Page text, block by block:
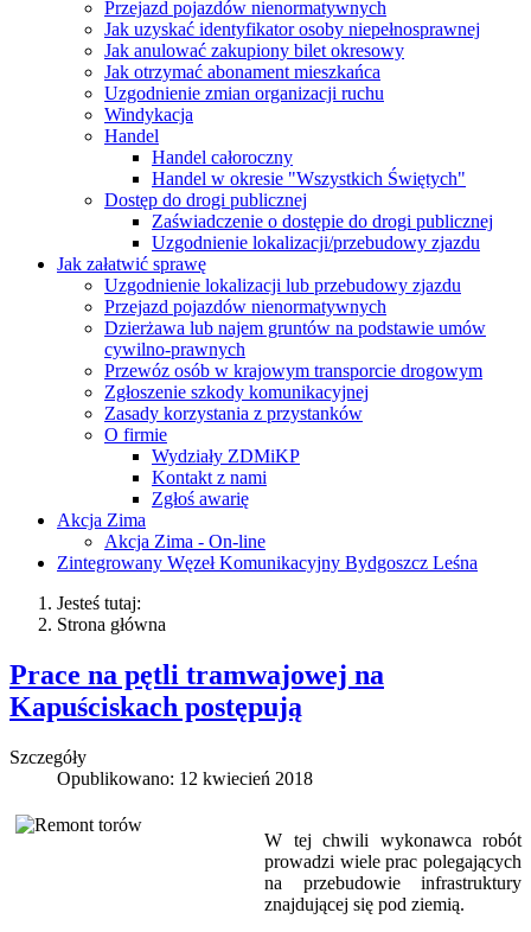
Przejazd pojazdów nienormatywnych
Jak uzyskać identyfikator osoby niepełnosprawnej
Jak anulować zakupiony bilet okresowy
Jak otrzymać abonament mieszkańca
Uzgodnienie zmian organizacji ruchu
Windykacja
Handel
Handel całoroczny
Handel w okresie "Wszystkich Świętych"
Dostęp do drogi publicznej
Zaświadczenie o dostępie do drogi publicznej
Uzgodnienie lokalizacji/przebudowy zjazdu
Jak załatwić sprawę
Uzgodnienie lokalizacji lub przebudowy zjazdu
Przejazd pojazdów nienormatywnych
Dzierżawa lub najem gruntów na podstawie umów
cywilno-prawnych
Przewóz osób w krajowym transporcie drogowym
Zgłoszenie szkody komunikacyjnej
Zasady korzystania z przystanków
O firmie
Wydziały ZDMiKP
Kontakt z nami
Zgłoś awarię
Akcja Zima
Akcja Zima - On-line
Zintegrowany Węzeł Komunikacyjny Bydgoszcz Leśna
Jesteś tutaj:
Strona główna
Prace na pętli tramwajowej na
Kapuściskach postępują
Szczegóły
Opublikowano: 12 kwiecień 2018
W tej chwili wykonawca robót
prowadzi wiele prac polegających
na przebudowie infrastruktury
znajdującej się pod ziemią.